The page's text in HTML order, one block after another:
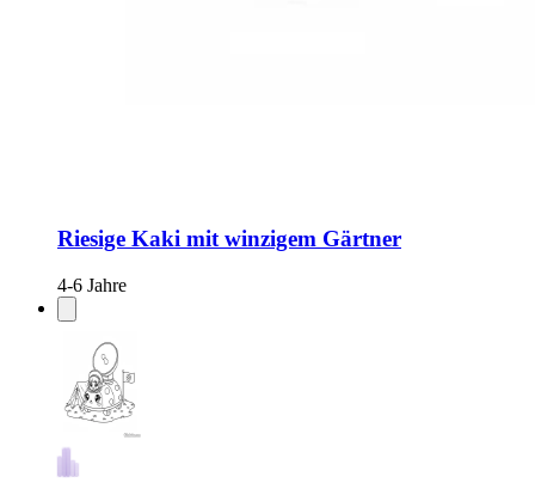
Riesige Kaki mit winzigem Gärtner
4-6 Jahre